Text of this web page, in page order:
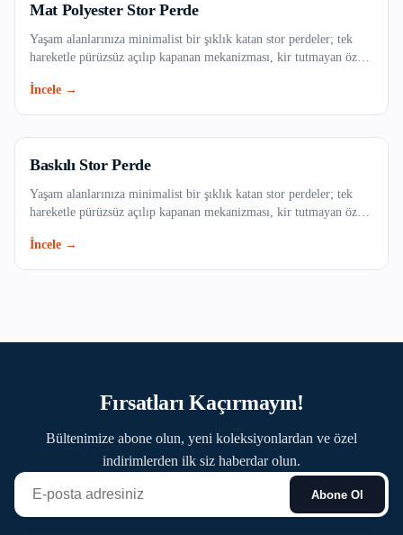
Kadıköy
Kartal
Küçükçekmece
Maltepe
Pendik
Sultangazi
Şile
Mat Polyester Stor Perde
Yaşam alanlarınıza minimalist bir şıklık katan stor perdeler; tek
hareketle pürüzsüz açılıp kapanan mekanizması, kir tutmayan özel
ofisinizin vazgeçilmezi olacak. Işığı dilediğiniz gibi filtreleyerek
İncele →
Baskılı Stor Perde
Yaşam alanlarınıza minimalist bir şıklık katan stor perdeler; tek
hareketle pürüzsüz açılıp kapanan mekanizması, kir tutmayan özel
ofisinizin vazgeçilmezi olacak. Işığı dilediğiniz gibi filtreleyerek
İncele →
Fırsatları Kaçırmayın!
Bültenimize abone olun, yeni koleksiyonlardan ve özel
indirimlerden ilk siz haberdar olun.
Abone Ol